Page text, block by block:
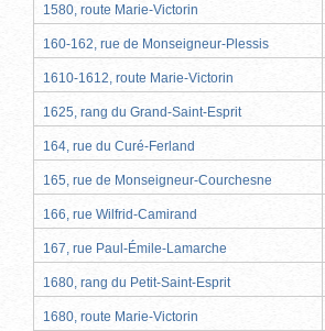
1580, route Marie-Victorin
160-162, rue de Monseigneur-Plessis
1610-1612, route Marie-Victorin
1625, rang du Grand-Saint-Esprit
164, rue du Curé-Ferland
165, rue de Monseigneur-Courchesne
166, rue Wilfrid-Camirand
167, rue Paul-Émile-Lamarche
1680, rang du Petit-Saint-Esprit
1680, route Marie-Victorin